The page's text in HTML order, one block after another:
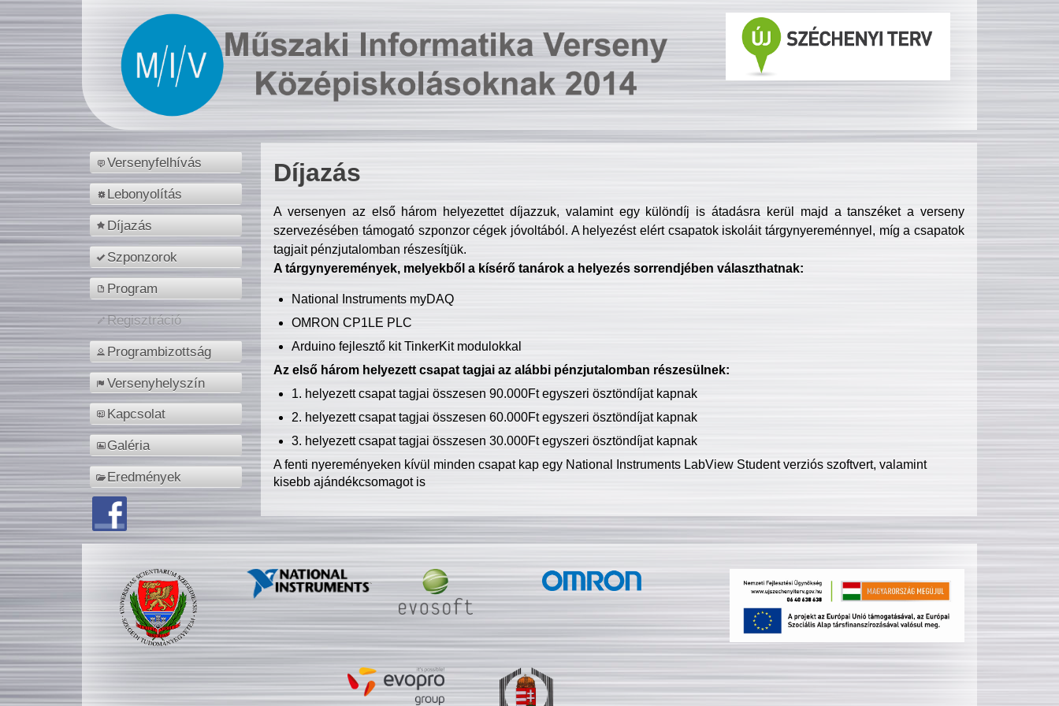
Versenyfelhívás
Lebonyolítás
Díjazás
Szponzorok
Program
Regisztráció
Programbizottság
Versenyhelyszín
Kapcsolat
Galéria
Eredmények
Díjazás
A versenyen az első három helyezettet díjazzuk, valamint egy különdíj is átadásra kerül majd a tanszéket a verseny
szervezésében támogató szponzor cégek jóvoltából. A helyezést elért csapatok iskoláit tárgynyereménnyel, míg a csapatok
tagjait pénzjutalomban részesítjük.
A tárgynyeremények, melyekből a kísérő tanárok a helyezés sorrendjében választhatnak:
National Instruments myDAQ
OMRON CP1LE PLC
Arduino fejlesztő kit TinkerKit modulokkal
Az első három helyezett csapat tagjai az alábbi pénzjutalomban részesülnek:
1. helyezett csapat tagjai összesen 90.000Ft egyszeri ösztöndíjat kapnak
2. helyezett csapat tagjai összesen 60.000Ft egyszeri ösztöndíjat kapnak
3. helyezett csapat tagjai összesen 30.000Ft egyszeri ösztöndíjat kapnak
A fenti nyereményeken kívül minden csapat kap egy National Instruments LabView Student verziós szoftvert, valamint
kisebb ajándékcsomagot is